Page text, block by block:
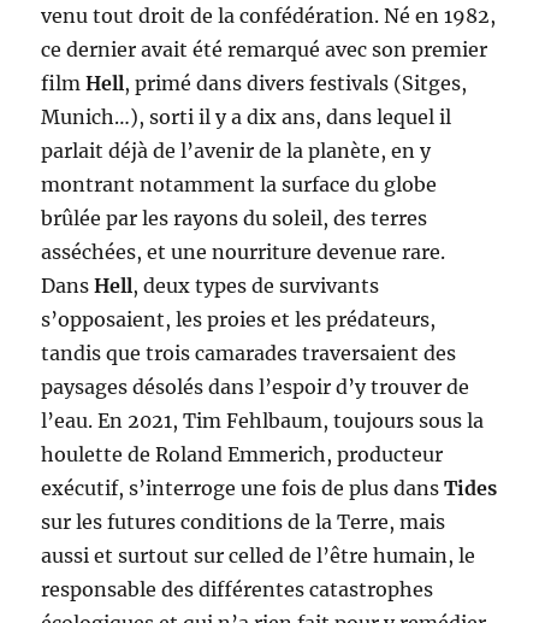
venu tout droit de la confédération. Né en 1982,
ce dernier avait été remarqué avec son premier
filmHell, primé dans divers festivals (Sitges,
Munich…), sorti il y a dix ans, dans lequel il
parlait déjà de l’avenir de la planète, en y
montrant notamment la surface du globe
brûlée par les rayons du soleil, des terres
asséchées, et une nourriture devenue rare.
DansHell, deux types de survivants
s’opposaient, les proies et les prédateurs,
tandis que trois camarades traversaient des
paysages désolés dans l’espoir d’y trouver de
l’eau. En 2021, Tim Fehlbaum, toujours sous la
houlette de Roland Emmerich, producteur
exécutif, s’interroge une fois de plus dansTides
sur les futures conditions de la Terre, mais
aussi et surtout sur celled de l’être humain, le
responsable des différentes catastrophes